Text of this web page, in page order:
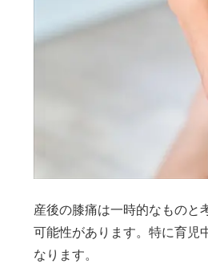
産後の膝痛は一時的なものと
可能性があります。特に育児
なります。